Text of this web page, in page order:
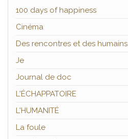
100 days of happiness
Cinéma
Des rencontres et des humains
Je
Journal de doc
L'ÉCHAPPATOIRE
L'HUMANITÉ
La foule